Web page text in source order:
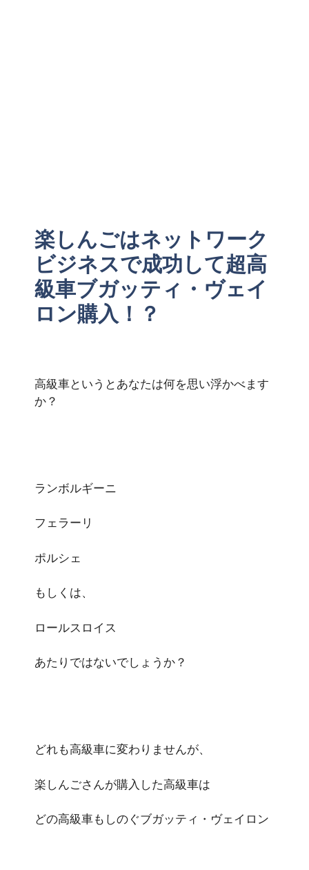
楽しんごはネットワーク
ビジネスで成功して超高
級車ブガッティ・ヴェイ
ロン購入！？
高級車というとあなたは何を思い浮かべます
か？
ランボルギーニ
フェラーリ
ポルシェ
もしくは、
ロールスロイス
あたりではないでしょうか？
どれも高級車に変わりませんが、
楽しんごさんが購入した高級車は
どの高級車もしのぐブガッティ・ヴェイロン